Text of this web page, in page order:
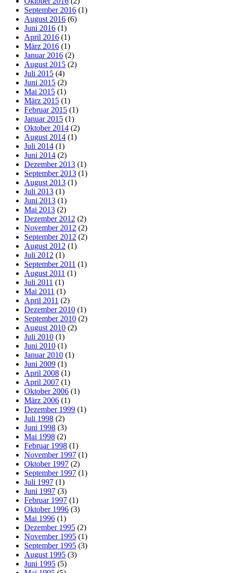
September 2016 (1)
August 2016 (6)
Juni 2016 (1)
April 2016 (1)
März 2016 (1)
Januar 2016 (2)
August 2015 (2)
Juli 2015 (4)
Juni 2015 (2)
Mai 2015 (1)
März 2015 (1)
Februar 2015 (1)
Januar 2015 (1)
Oktober 2014 (2)
August 2014 (1)
Juli 2014 (1)
Juni 2014 (2)
Dezember 2013 (1)
September 2013 (1)
August 2013 (1)
Juli 2013 (1)
Juni 2013 (1)
Mai 2013 (2)
Dezember 2012 (2)
November 2012 (2)
September 2012 (2)
August 2012 (1)
Juli 2012 (1)
September 2011 (1)
August 2011 (1)
Juli 2011 (1)
Mai 2011 (1)
April 2011 (2)
Dezember 2010 (1)
September 2010 (2)
August 2010 (2)
Juli 2010 (1)
Juni 2010 (1)
Januar 2010 (1)
Juni 2009 (1)
April 2008 (1)
April 2007 (1)
Oktober 2006 (1)
März 2006 (1)
Dezember 1999 (1)
Juli 1998 (2)
Juni 1998 (3)
Mai 1998 (2)
Februar 1998 (1)
November 1997 (1)
Oktober 1997 (2)
September 1997 (1)
Juli 1997 (1)
Juni 1997 (3)
Februar 1997 (1)
Oktober 1996 (3)
Mai 1996 (1)
Dezember 1995 (2)
November 1995 (1)
September 1995 (3)
August 1995 (3)
Juni 1995 (5)